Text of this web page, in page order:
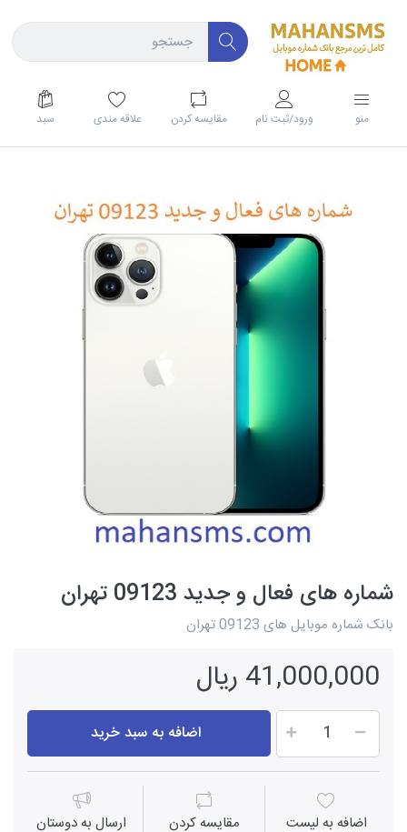
منو ورود/ثبت نام مقايسه كردن علاقه مندی سبد
شماره های فعال و جدید 09123 تهران
بانک شماره موبایل های 09123 تهران
41,000,000 ریال
اضافه به سبد خرید
اضافه به لیست مقايسه كردن ارسال به دوستان